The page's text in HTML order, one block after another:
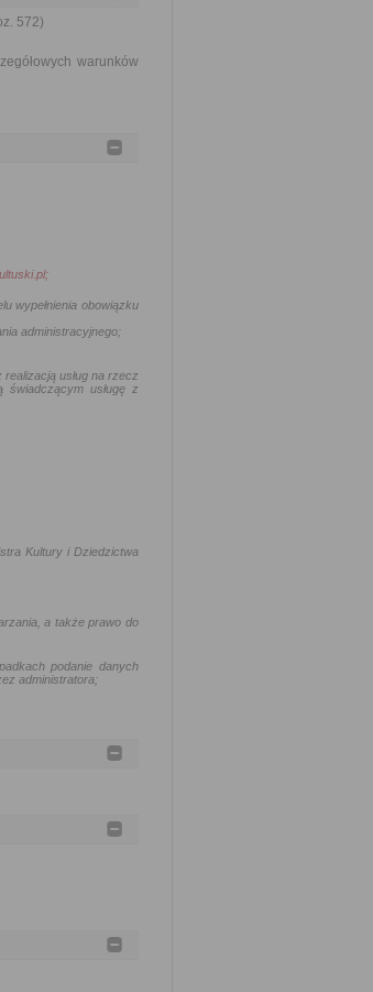
572)
warunków
wypełnienia obowiązku
administracyjnego;
usług na rzecz
świadczącym usługę z
Kultury i Dziedzictwa
a także prawo do
podanie danych
administratora;